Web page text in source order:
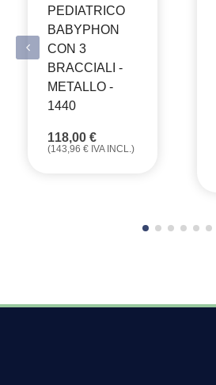
PEDIATRICO
BABYPHON
CON 3
BRACCIALI -
METALLO -
1440
118,00 €
(143,96 € IVA INCL.)